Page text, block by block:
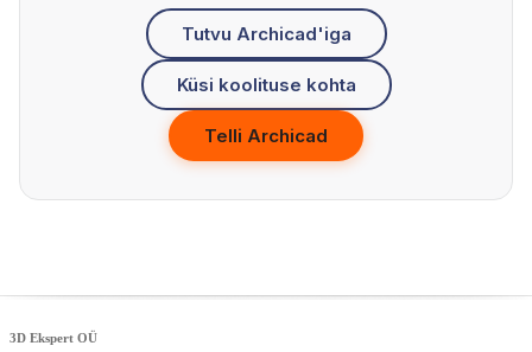
Tutvu Archicad'iga
Küsi koolituse kohta
Telli Archicad
3D Ekspert OÜ